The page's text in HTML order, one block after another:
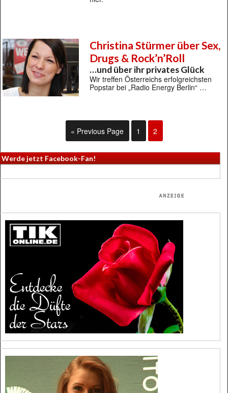
Christina Stürmer über Sex,
Drugs & Rock’n’Roll
…und über ihr privates Glück
Wir treffen Österreichs erfolgreichsten
Popstar bei „Radio Energy Berlin“ …
« Previous Page 1 2
Werde jetzt Facebook-Fan!